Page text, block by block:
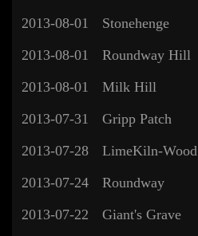
2013-08-01
Stonehenge
2013-08-01
Roundway Hill
2013-08-01
Milk Hill
2013-07-31
Gripp Patch
2013-07-28
LimeKiln-Wood
2013-07-24
Roundway
2013-07-22
Giant's Grave